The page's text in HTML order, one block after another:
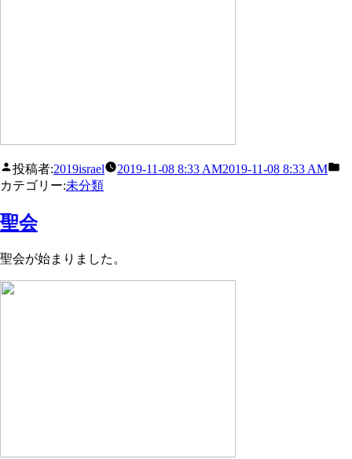
投稿者:2019israel 2019-11-08 8:33 AM2019-11-08 8:33 AM
カテゴリー:未分類
聖会
聖会が始まりました。